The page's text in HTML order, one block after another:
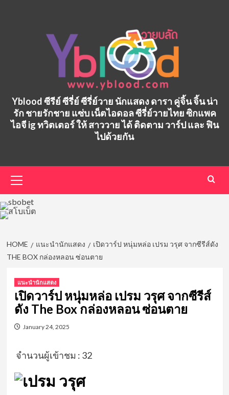
Yblood ซีรีย์ ซีรี่ย์ ซีรี่ย์วาย นักแสดง ดารา คู่จิ้น จิ้น น่า
รัก ชายรักชาย แซ่บ เน็ตไอดอล ซีรี่ย์วายไทย ซิกแพค
ไอจี ig ทวิตเตอร์ ให้ สาววาย ได้ ติดตาม วาร์ป และ ฟิน
ไปด้วยกัน
Menu
HOME แนะนำนักแสดง
เปิดวาร์ป หนุ่มหล่อ เปรม วรุศ จากซีรีส์ดัง
THE BOX กล่องหลอน ซ่อนตาย
แนะนำนักแสดง
เปิดวาร์ป หนุ่มหล่อ เปรม วรุศ จากซีรีส์
ดัง The Box กล่องหลอน ซ่อนตาย
January 24, 2025
จำนวนผู้เข้าชม : 32